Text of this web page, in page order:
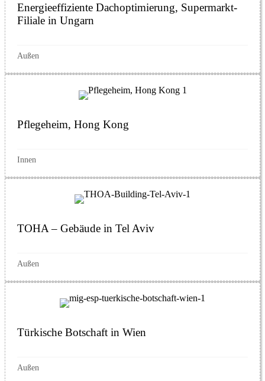
Energieeffiziente Dachoptimierung, Supermarkt-
Filiale in Ungarn
Außen
Pflegeheim, Hong Kong
Innen
TOHA – Gebäude in Tel Aviv
Außen
Türkische Botschaft in Wien
Außen